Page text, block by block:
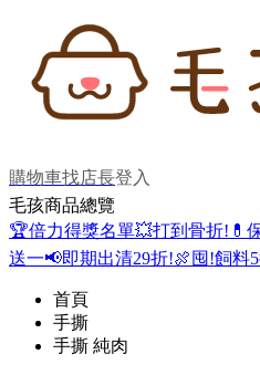
購物車找店長登入
毛孩商品總覽
🏆倍力得獎名單💥打到骨折! 💊
送一📢即期出清29折!🍖囤!飼料
首頁
手撕
手撕 純肉